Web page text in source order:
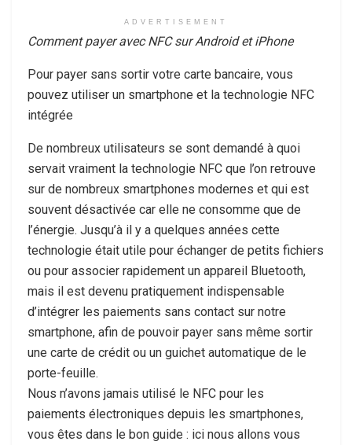
ADVERTISEMENT
Comment payer avec NFC sur Android et iPhone
Pour payer sans sortir votre carte bancaire, vous
pouvez utiliser un smartphone et la technologie NFC
intégrée
De nombreux utilisateurs se sont demandé à quoi
servait vraiment la technologie NFC que l’on retrouve
sur de nombreux smartphones modernes et qui est
souvent désactivée car elle ne consomme que de
l’énergie. Jusqu’à il y a quelques années cette
technologie était utile pour échanger de petits fichiers
ou pour associer rapidement un appareil Bluetooth,
mais il est devenu pratiquement indispensable
d’intégrer les paiements sans contact sur notre
smartphone, afin de pouvoir payer sans même sortir
une carte de crédit ou un guichet automatique de le
porte-feuille.
Nous n’avons jamais utilisé le NFC pour les
paiements électroniques depuis les smartphones,
vous êtes dans le bon guide : ici nous allons vous